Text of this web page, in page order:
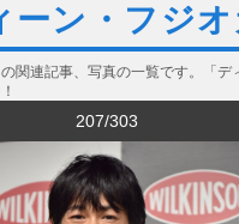
ーン・フジオ
関連記事、写真の一覧です。「デ
207/303